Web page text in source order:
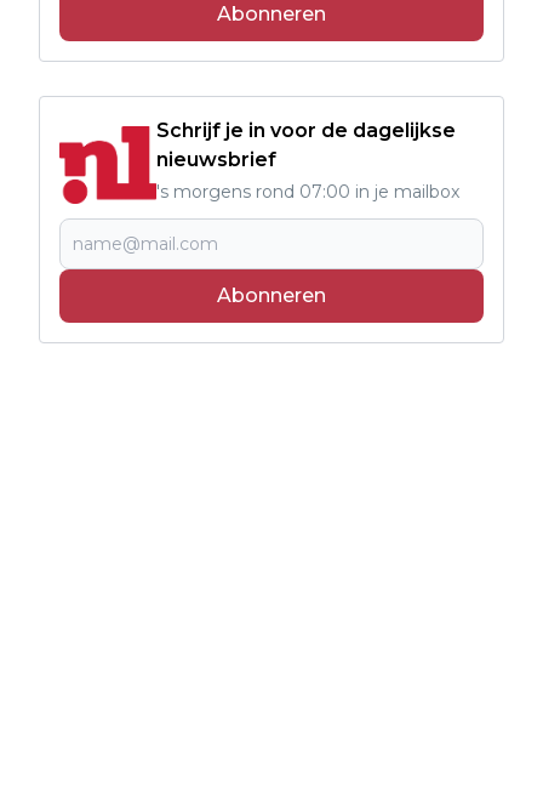
Abonneren
Schrijf je in voor de dagelijkse
nieuwsbrief
's morgens rond 07:00 in je mailbox
Abonneren